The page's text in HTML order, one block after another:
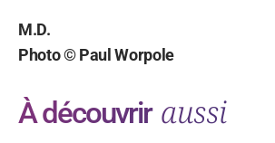
M.D.
Photo © Paul Worpole
À découvrir aussi